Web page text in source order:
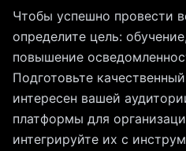
Чтобы успешно провести
определите цель:
повышение
Подготовьте
интересен вашей
платформы для
интегрируйте их с